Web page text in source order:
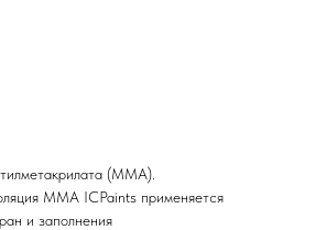
(ММА).
ММА ICPaints применяется
и заполнения